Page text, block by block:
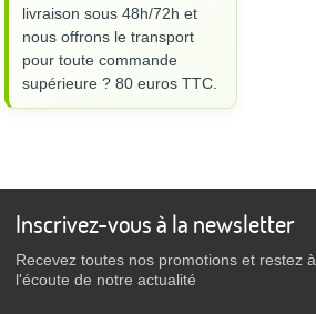
livraison sous 48h/72h et
nous offrons le transport
pour toute commande
supérieure ? 80 euros TTC.
Inscrivez-vous à la newsletter
Recevez toutes nos promotions et restez à
l'écoute de notre actualité